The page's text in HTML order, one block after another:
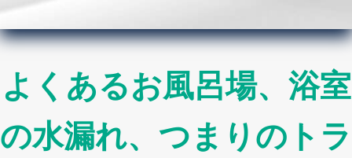
よくあるお風呂場、浴室
の水漏れ、つまりのトラ